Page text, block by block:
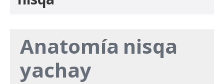
Anatomía nisqa
yachay